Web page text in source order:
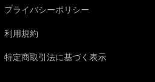
プライバシーポリシー
利用規約
特定商取引法に基づく表示